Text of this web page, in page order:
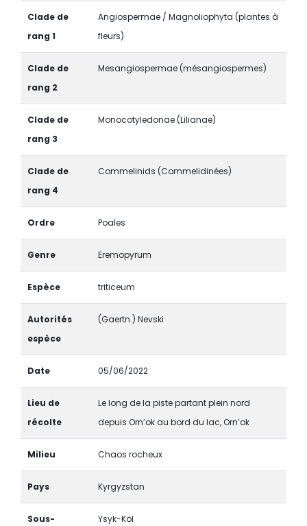
Clade de
rang 1
Angiospermae / Magnoliophyta (plantes à
fleurs)
Clade de
rang 2
Mesangiospermae (mésangiospermes)
Clade de
rang 3
Monocotyledonae (Lilianae)
Clade de
rang 4
Commelinids (Commelidinées)
Ordre Poales
Genre Eremopyrum
Espèce triticeum
Autorités
espèce
(Gaertn.) Nevski
Date 05/06/2022
Lieu de
récolte
Le long de la piste partant plein nord
depuis Orn’ok au bord du lac, Orn’ok
Milieu Chaos rocheux
Pays Kyrgyzstan
Sous-
Ysyk-Köl